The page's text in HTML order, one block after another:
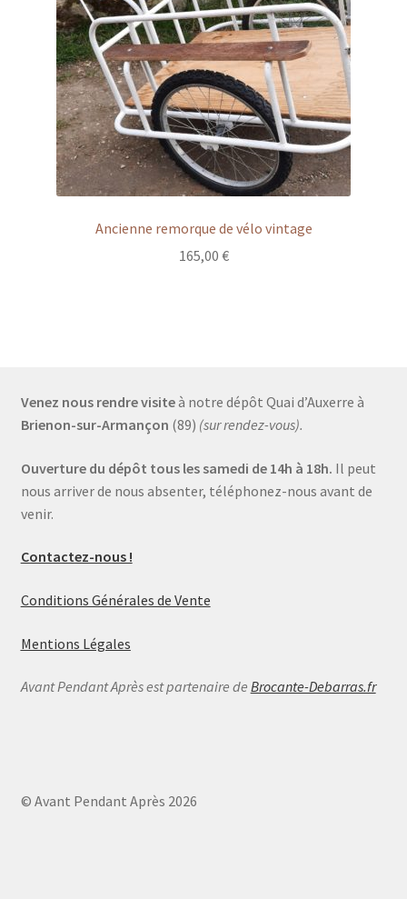
Ancienne remorque de vélo vintage
165,00 €
Venez nous rendre visiteà notre dépôt Quai d’Auxerre à
Brienon-sur-Armançon (89) (sur rendez-vous).
Ouverture du dépôt tous les samedi de 14h à 18h. Il peut
nous arriver de nous absenter, téléphonez-nous avant de
venir.
Contactez-nous !
Conditions Générales de Vente
Mentions Légales
Avant Pendant Après est partenaire de Brocante-Debarras.fr
© Avant Pendant Après 2026